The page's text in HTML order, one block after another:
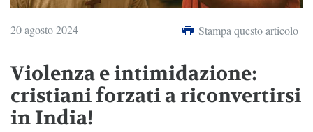
20 agosto 2024 Stampa questo articolo
Violenza e intimidazione:
cristiani forzati a riconvertirsi
in India!